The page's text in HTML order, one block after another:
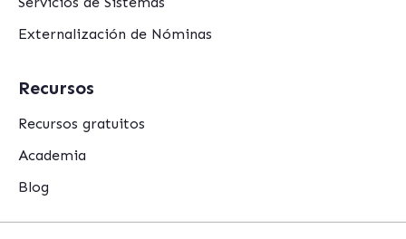
Externalización de Nóminas
Recursos
Recursos gratuitos
Academia
Blog